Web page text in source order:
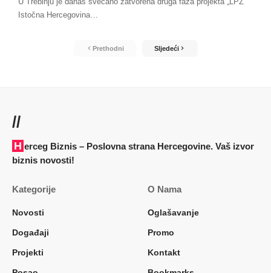
Istočna Hercegovina…
Prethodni Sljedeći
//
Herceg Biznis – Poslovna strana Hercegovine. Vaš izvor
biznis novosti!
Kategorije
Novosti
Događaji
Projekti
O Nama
Oglašavanje
Promo
Kontakt